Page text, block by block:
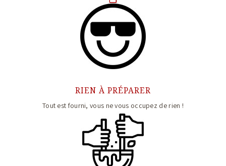
RIEN À PRÉPARER
Tout est fourni, vous ne vous occupez de rien !